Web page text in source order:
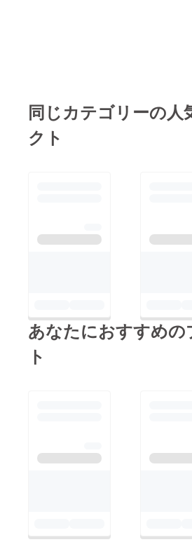
リターン品を受け取ら
くお願い申し上げま
願い致します。 (1) 山
今昔写真アルバム‥現
中に発送完了予定 ※
なお、今昔写真アルバ
す。委員会一同、より
ます！
同じカテゴリーの人
クト
あなたにおすすめの
ト